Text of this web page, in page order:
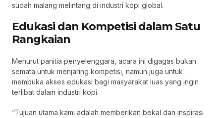
sudah malang melintang di industri kopi global.
Edukasi dan Kompetisi dalam Satu
Rangkaian
Menurut panitia penyelenggara, acara ini digagas bukan
semata untuk menjaring kompetisi, namun juga untuk
membuka akses edukasi bagi masyarakat luas yang ingin
terlibat dalam industri kopi.
“Tujuan utama kami adalah memberikan bekal dan inspirasi